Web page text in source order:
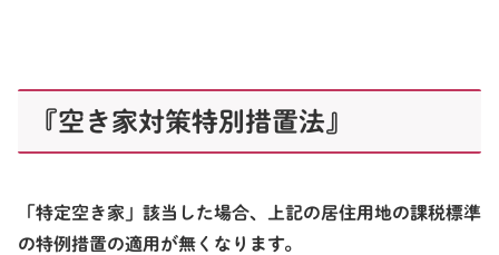
『空き家対策特別措置法』
「特定空き家」該当した場合、上記の居住用地の課税標準
の特例措置の適用が無くなります。